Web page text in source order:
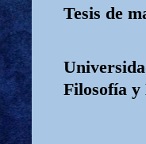
Tesis de
Filosofía y